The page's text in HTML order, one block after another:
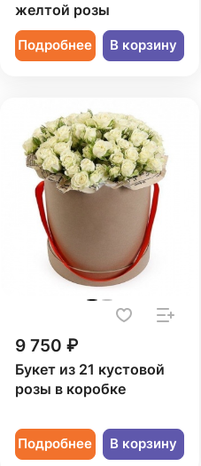
желтой розы
Подробнее В корзину
9 750 ₽
Букет из 21 кустовой
розы в коробке
Подробнее В корзину